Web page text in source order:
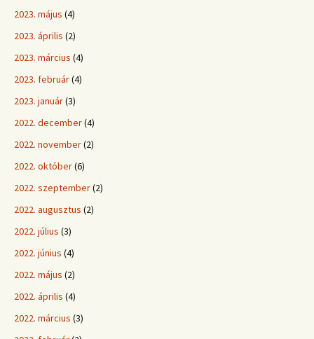
2023. május (4)
2023. április (2)
2023. március (4)
2023. február(4)
2023. január(3)
2022. december(4)
2022. november(2)
2022. október(6)
2022. szeptember(2)
2022. augusztus (2)
2022. július (3)
2022. június (4)
2022. május (2)
2022. április (4)
2022. március (3)